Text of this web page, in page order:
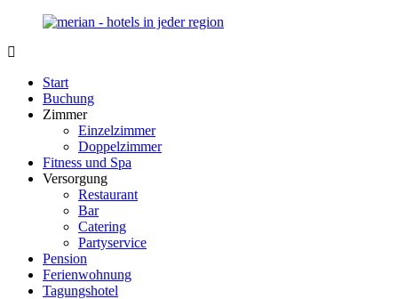
Zurück
Inhalt
Hotel.de
Portal
Hotels,
Unterkunft
Reisen
Deutschland
Start
Buchung
Zimmer
Einzelzimmer
Doppelzimmer
Fitness und Spa
Versorgung
Restaurant
Bar
Catering
Partyservice
Pension
Ferienwohnung
Tagungshotel